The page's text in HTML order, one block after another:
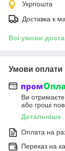
Укрпошта
Доставка к
Всі умови
Умови оплати
Ви
або гроші
Детальніше
Оплата на
Переказ на